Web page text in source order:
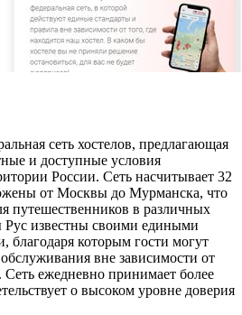
сеть хостелов, предлагающая
и доступные условия
России. Сеть насчитывает 32
от Москвы до Мурманска, что
путешественников в различных
Рус известны своими едиными
благодаря которым гости могут
вне зависимости от
Сеть ежедневно принимает более
о высоком уровне доверия